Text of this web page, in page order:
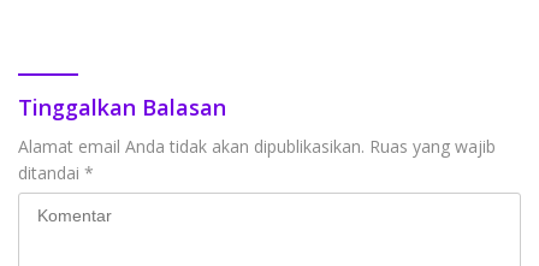
Tinggalkan Balasan
Alamat email Anda tidak akan dipublikasikan. Ruas yang wajib
ditandai *